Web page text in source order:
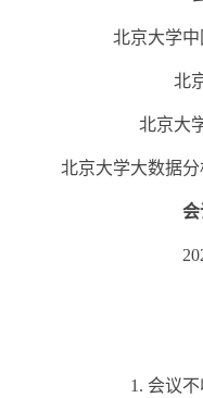
北京大学
北
北京大
北京大学大数据
会
1. 会议